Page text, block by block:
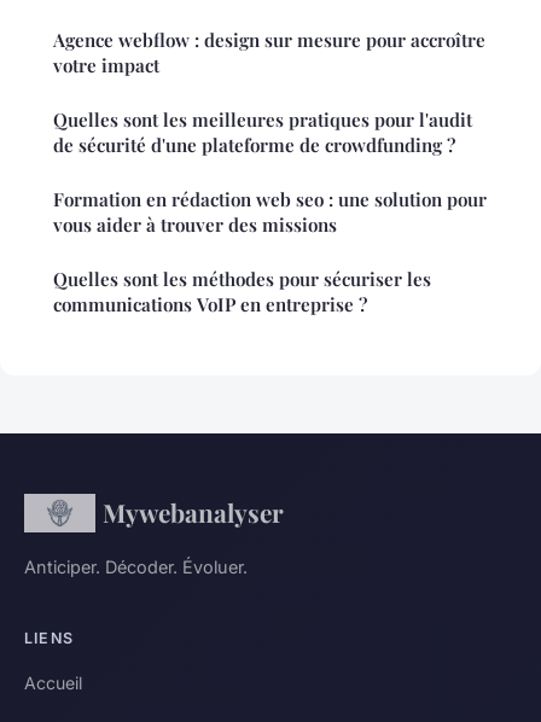
Agence webflow : design sur mesure pour accroître
votre impact
Quelles sont les meilleures pratiques pour l'audit
de sécurité d'une plateforme de crowdfunding ?
Formation en rédaction web seo : une solution pour
vous aider à trouver des missions
Quelles sont les méthodes pour sécuriser les
communications VoIP en entreprise ?
Mywebanalyser
Anticiper. Décoder. Évoluer.
LIENS
Accueil